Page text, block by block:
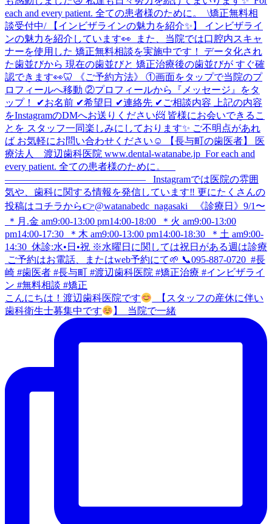
こんにちは！渡辺歯科医院です
⁡ 【スタッフの産休に伴い
歯科衛生士募集中です
】 ⁡ 当院で一緒